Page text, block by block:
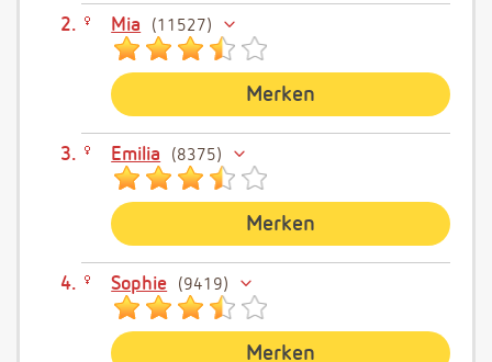
Mia 11527
Merken
Emilia 8375
Merken
Sophie 9419
Merken